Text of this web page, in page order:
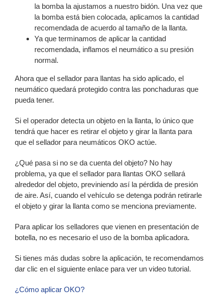
la bomba la ajustamos a nuestro bidón. Una vez que
la bomba está bien colocada, aplicamos la cantidad
recomendada de acuerdo al tamaño de la llanta.
Ya que terminamos de aplicar la cantidad
recomendada, inflamos el neumático a su presión
normal.
Ahora que el sellador para llantas ha sido aplicado, el
neumático quedará protegido contra las ponchaduras que
pueda tener.
Si el operador detecta un objeto en la llanta, lo único que
tendrá que hacer es retirar el objeto y girar la llanta para
que el sellador para neumáticos OKO actúe.
¿Qué pasa si no se da cuenta del objeto? No hay
problema, ya que el sellador para llantas OKO sellará
alrededor del objeto, previniendo así la pérdida de presión
de aire. Así, cuando el vehículo se detenga podrán retirarle
el objeto y girar la llanta como se menciona previamente.
Para aplicar los selladores que vienen en presentación de
botella, no es necesario el uso de la bomba aplicadora.
Si tienes más dudas sobre la aplicación, te recomendamos
dar clic en el siguiente enlace para ver un video tutorial.
¿Cómo aplicar OKO?